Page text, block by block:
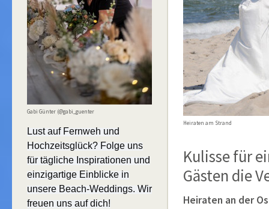
Gabi Günter (@gabi_guenter
Lust auf Fernweh und
Hochzeitsglück? Folge uns
für tägliche Inspirationen und
einzigartige Einblicke in
unsere Beach-Weddings. Wir
freuen uns auf dich!
Heiraten am Strand
Kulisse für
Gästen die
Heiraten an der